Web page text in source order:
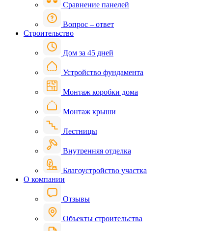
Сравнение панелей
Вопрос – ответ
Строительство
Дом за 45 дней
Устройство фундамента
Монтаж коробки дома
Монтаж крыши
Лестницы
Внутренняя отделка
Благоустройство участка
О компании
Отзывы
Объекты строительства